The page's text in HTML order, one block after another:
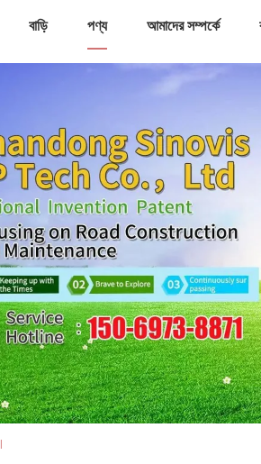
বাড়ি পণ্য আমাদের সম্পর্কে